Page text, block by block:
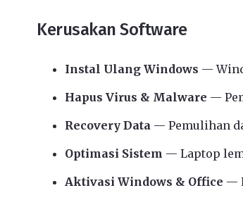
Kerusakan Software
Instal Ulang Windows —
Hapus Virus & Malware —
Recovery Data — Pemulihan
Optimasi Sistem — Laptop
Aktivasi Windows & Office —